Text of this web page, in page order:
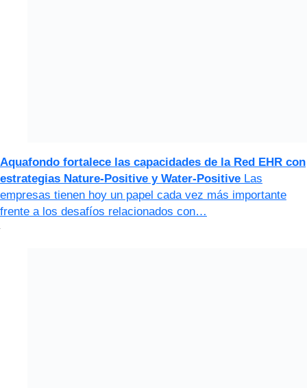
Aquafondo fortalece las capacidades de la Red EHR con
estrategias Nature-Positive y Water-Positive Las
empresas tienen hoy un papel cada vez más importante
frente a los desafíos relacionados con…